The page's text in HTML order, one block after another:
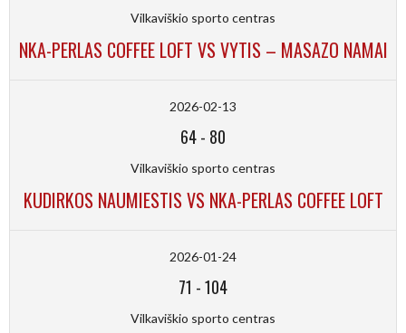
Vilkaviškio sporto centras
NKA-PERLAS COFFEE LOFT VS VYTIS – MASAZO NAMAI
2026-02-13
64- 80
Vilkaviškio sporto centras
KUDIRKOS NAUMIESTIS VS NKA-PERLAS COFFEE LOFT
2026-01-24
71 -104
Vilkaviškio sporto centras